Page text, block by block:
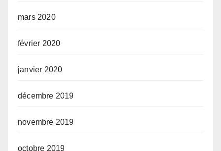
mars 2020
février 2020
janvier 2020
décembre 2019
novembre 2019
octobre 2019